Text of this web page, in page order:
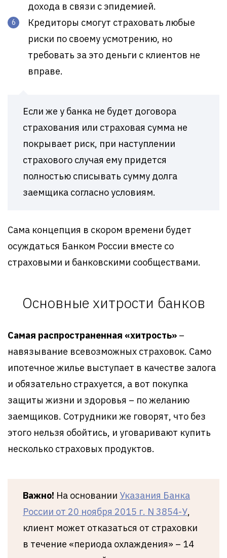
дохода в связи с эпидемией.
Кредиторы смогут страховать любые
риски по своему усмотрению, но
требовать за это деньги с клиентов не
вправе.
Если же у банка не будет договора
страхования или страховая сумма не
покрывает риск, при наступлении
страхового случая ему придется
полностью списывать сумму долга
заемщика согласно условиям.
Сама концепция в скором времени будет
осуждаться Банком России вместе со
страховыми и банковскими сообществами.
Основные хитрости банков
Самая распространенная «хитрость» –
навязывание всевозможных страховок. Само
ипотечное жилье выступает в качестве залога
и обязательно страхуется, а вот покупка
защиты жизни и здоровья – по желанию
заемщиков. Сотрудники же говорят, что без
этого нельзя обойтись, и уговаривают купить
несколько страховых продуктов.
Важно! На основании Указания Банка
России от 20 ноября 2015 г. N 3854-У,
клиент может отказаться от страховки
в течение «периода охлаждения» – 14